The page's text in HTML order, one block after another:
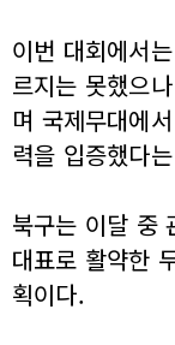
이번 대회에서
르지는 못했으
며 국제무대에
력을 입증했다
북구는 이달 중
대표로 활약한
획이다.